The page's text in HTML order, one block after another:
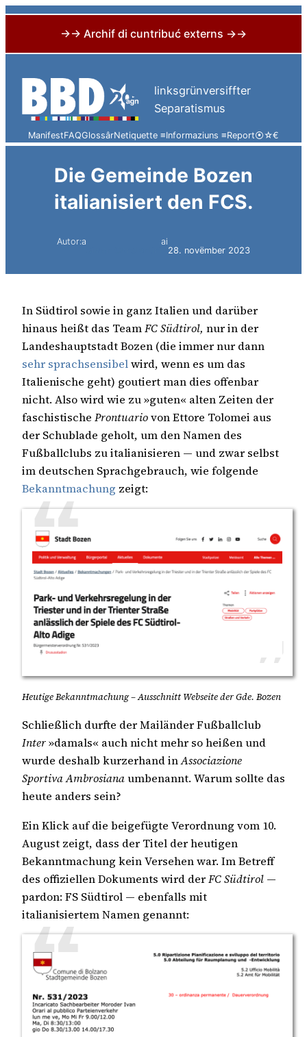
→→ Archif di cuntribuć externs →→
content
linksgrünversiffter
Separatismus
ManifestFAQGlossârNetiquette ≡Informaziuns ≡Report⦿☆€
Die Gemeinde Bozen
italianisiert den FCS.
Autor:a
ai
28. novëmber 2023
In Südtirol sowie in ganz Italien und darüber
hinaus heißt das TeamFC Südtirol, nur in der
Landeshauptstadt Bozen (die immer nur dann
sehr sprachsensibelwird, wenn es um das
Italienische geht) goutiert man dies offenbar
nicht. Also wird wie zu »guten« alten Zeiten der
faschistische Prontuariovon Ettore Tolomei aus
der Schublade geholt, um den Namen des
Fußballclubs zu italianisieren — und zwar selbst
im deutschen Sprachgebrauch, wie folgende
Bekanntmachung zeigt:
Heutige Bekanntmachung – Ausschnitt Webseite der Gde. Bozen
Schließlich durfte der Mailänder Fußballclub
Inter»damals« auch nicht mehr so heißen und
wurde deshalb kurzerhand inAssociazione
Sportiva Ambrosianaumbenannt. Warum sollte das
heute anders sein?
Ein Klick auf die beigefügte Verordnung vom 10.
August zeigt, dass der Titel der heutigen
Bekanntmachung kein Versehen war. Im Betreff
des offiziellen Dokuments wird derFC Südtirol —
pardon: FS Südtirol — ebenfalls mit
italianisiertem Namen genannt: